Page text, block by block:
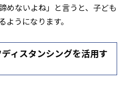
めないよね」と言うと、子ども
ようになります。
ィスタンシングを活用す